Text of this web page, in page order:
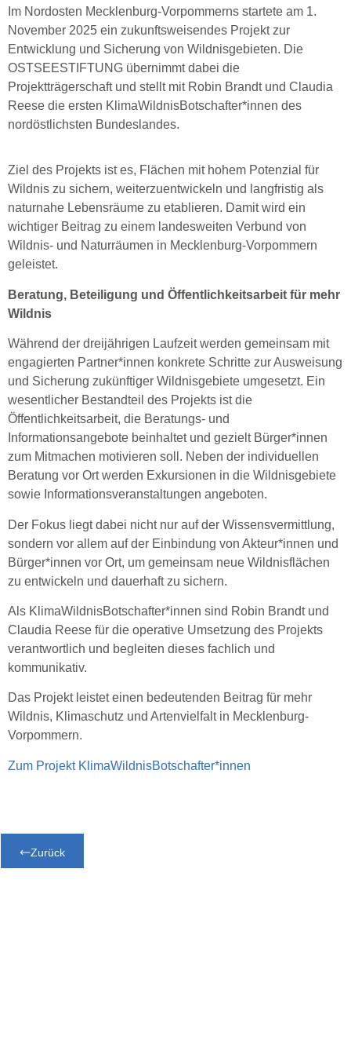
Im Nordosten Mecklenburg-Vorpommerns startete am 1.
November 2025 ein zukunftsweisendes Projekt zur
Entwicklung und Sicherung von Wildnisgebieten. Die
OSTSEESTIFTUNG übernimmt dabei die
Projektträgerschaft und stellt mit Robin Brandt und Claudia
Reese die ersten KlimaWildnisBotschafter*innen des
nordöstlichsten Bundeslandes.
Ziel des Projekts ist es, Flächen mit hohem Potenzial für
Wildnis zu sichern, weiterzuentwickeln und langfristig als
naturnahe Lebensräume zu etablieren. Damit wird ein
wichtiger Beitrag zu einem landesweiten Verbund von
Wildnis- und Naturräumen in Mecklenburg-Vorpommern
geleistet.
Beratung, Beteiligung und Öffentlichkeitsarbeit für mehr
Wildnis
Während der dreijährigen Laufzeit werden gemeinsam mit
engagierten Partner*innen konkrete Schritte zur Ausweisung
und Sicherung zukünftiger Wildnisgebiete umgesetzt. Ein
wesentlicher Bestandteil des Projekts ist die
Öffentlichkeitsarbeit, die Beratungs- und
Informationsangebote beinhaltet und gezielt Bürger*innen
zum Mitmachen motivieren soll. Neben der individuellen
Beratung vor Ort werden Exkursionen in die Wildnisgebiete
sowie Informationsveranstaltungen angeboten.
Der Fokus liegt dabei nicht nur auf der Wissensvermittlung,
sondern vor allem auf der Einbindung von Akteur*innen und
Bürger*innen vor Ort, um gemeinsam neue Wildnisflächen
zu entwickeln und dauerhaft zu sichern.
Als KlimaWildnisBotschafter*innen sind Robin Brandt und
Claudia Reese für die operative Umsetzung des Projekts
verantwortlich und begleiten dieses fachlich und
kommunikativ.
Das Projekt leistet einen bedeutenden Beitrag für mehr
Wildnis, Klimaschutz und Artenvielfalt in Mecklenburg-
Vorpommern.
Zum Projekt KlimaWildnisBotschafter*innen
Zurück